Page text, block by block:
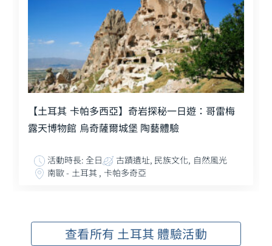
【土耳其 卡帕多西亞】奇岩探秘一日遊：哥雷梅
露天博物館 烏奇薩爾城堡 陶藝體驗
活動時長: 全日
古蹟遺址, 民族文化, 自然風光
南歐 - 土耳其 , 卡帕多奇亞
查看所有 土耳其 體驗活動